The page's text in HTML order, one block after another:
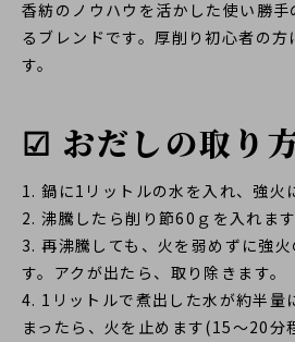
香紡のノウハウを活かした使い勝
るブレンドです。厚削り初心者の方
す。
☑ おだしの取り
1. 鍋に1リットルの水を入れ、強火
2. 沸騰したら削り節60ｇを入れます
3. 再沸騰しても、火を弱めずに強
す。アクが出たら、取り除きます。
4. 1リットルで煮出した水が約半量
まったら、火を止めます(15～20分